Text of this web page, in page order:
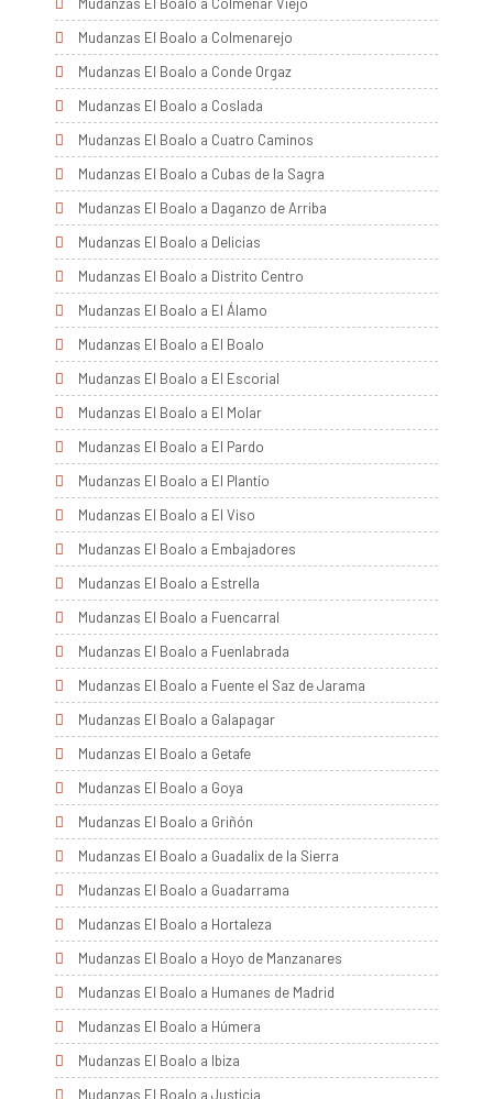
Mudanzas El Boalo a Colmenarejo
Mudanzas El Boalo a Conde Orgaz
Mudanzas El Boalo a Coslada
Mudanzas El Boalo a Cuatro Caminos
Mudanzas El Boalo a Cubas de la Sagra
Mudanzas El Boalo a Daganzo de Arriba
Mudanzas El Boalo a Delicias
Mudanzas El Boalo a Distrito Centro
Mudanzas El Boalo a El Álamo
Mudanzas El Boalo a El Boalo
Mudanzas El Boalo a El Escorial
Mudanzas El Boalo a El Molar
Mudanzas El Boalo a El Pardo
Mudanzas El Boalo a El Plantío
Mudanzas El Boalo a El Viso
Mudanzas El Boalo a Embajadores
Mudanzas El Boalo a Estrella
Mudanzas El Boalo a Fuencarral
Mudanzas El Boalo a Fuenlabrada
Mudanzas El Boalo a Fuente el Saz de Jarama
Mudanzas El Boalo a Galapagar
Mudanzas El Boalo a Getafe
Mudanzas El Boalo a Goya
Mudanzas El Boalo a Griñón
Mudanzas El Boalo a Guadalix de la Sierra
Mudanzas El Boalo a Guadarrama
Mudanzas El Boalo a Hortaleza
Mudanzas El Boalo a Hoyo de Manzanares
Mudanzas El Boalo a Humanes de Madrid
Mudanzas El Boalo a Húmera
Mudanzas El Boalo a Ibiza
Mudanzas El Boalo a Justicia